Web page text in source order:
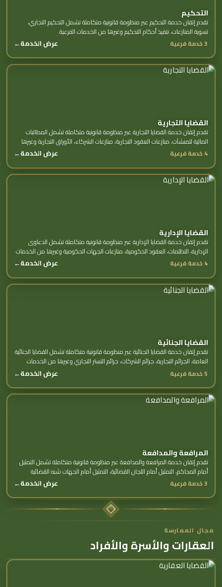
التحكيم
تقدم إتقان خدمة التحكيم عبر منظومة قانونية متكاملة تشمل التحكيم التجاري،
تسوية المنازعات، تنفيذ أحكام التحكيم وغيرها من الخدمات الفرعية.
3 خدمة فرعية عرض الخدمة←
القضايا التجارية
تقدم إتقان خدمة القضايا التجارية عبر منظومة قانونية متكاملة تشمل المطالبات
المالية للمنشآت، منازعات العقود التجارية، منازعات الشركاء، الأوراق التجارية وغيرها
من الخدمات الفرعية.4 خدمة فرعية عرض الخدمة←
القضايا الإدارية
تقدم إتقان خدمة القضايا الإدارية عبر منظومة قانونية متكاملة تشمل الدعاوى
الإدارية، التظلمات، العقود الحكومية، منازعات الجهات الحكومية وغيرها من الخدمات
الفرعية.4 خدمة فرعية عرض الخدمة←
القضايا الجنائية
تقدم إتقان خدمة القضايا الجنائية عبر منظومة قانونية متكاملة تشمل القضايا الجنائية
العامة، الجرائم التجارية، جرائم الشركات، جرائم التستر التجاري وغيرها من الخدمات
الفرعية.
5 خدمة فرعية عرض الخدمة←
المرافعة والمدافعة
تقدم إتقان خدمة المرافعة والمدافعة عبر منظومة قانونية متكاملة تشمل التمثيل
أمام المحاكم، التمثيل أمام اللجان القضائية، التمثيل أمام الجهات شبه القضائية
وغيرها من...
3 خدمة فرعية عرض الخدمة←
مجال الممارسة
العقارات والأسرة والأفراد